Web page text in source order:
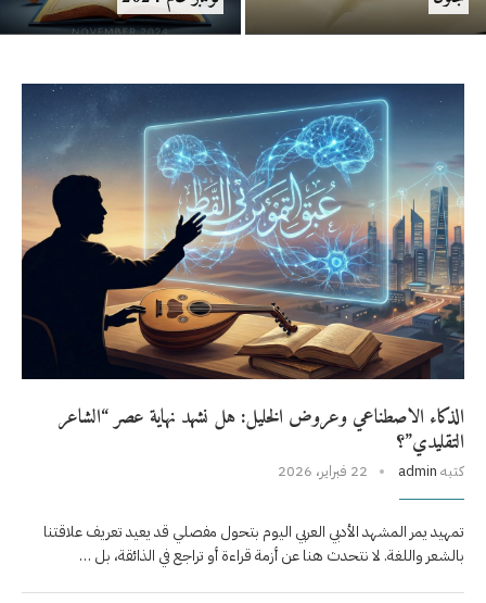
الذكاء الاصطناعي وعروض الخليل: هل نشهد نهاية عصر “الشاعر
التقليدي”؟
كتبه admin 22 فبراير، 2026
تمهيد يمر المشهد الأدبي العربي اليوم بتحول مفصلي قد يعيد تعريف علاقتنا
بالشعر واللغة. لا نتحدث هنا عن أزمة قراءة أو تراجع في الذائقة، بل …